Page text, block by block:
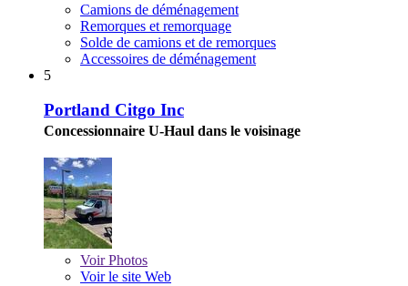
Camions de déménagement
Remorques et remorquage
Solde de camions et de remorques
Accessoires de déménagement
5
Portland Citgo Inc
Concessionnaire U-Haul dans le voisinage
VoirPhotos
Voir le site Web